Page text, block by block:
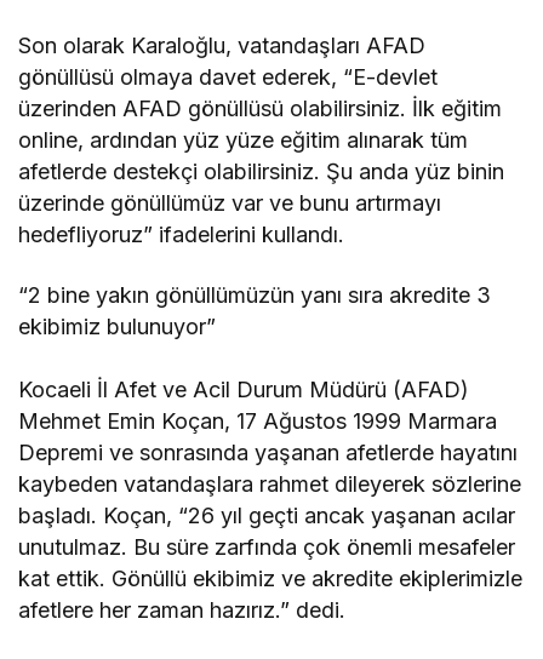
Son olarak Karaloğlu, vatandaşları AFAD
gönüllüsü olmaya davet ederek, “E-devlet
üzerinden AFAD gönüllüsü olabilirsiniz. İlk eğitim
online, ardından yüz yüze eğitim alınarak tüm
afetlerde destekçi olabilirsiniz. Şu anda yüz binin
üzerinde gönüllümüz var ve bunu artırmayı
hedefliyoruz” ifadelerini kullandı.
“2 bine yakın gönüllümüzün yanı sıra akredite 3
ekibimiz bulunuyor”
Kocaeli İl Afet ve Acil Durum Müdürü (AFAD)
Mehmet Emin Koçan, 17 Ağustos 1999 Marmara
Depremi ve sonrasında yaşanan afetlerde hayatını
kaybeden vatandaşlara rahmet dileyerek sözlerine
başladı. Koçan, “26 yıl geçti ancak yaşanan acılar
unutulmaz. Bu süre zarfında çok önemli mesafeler
kat ettik. Gönüllü ekibimiz ve akredite ekiplerimizle
afetlere her zaman hazırız.” dedi.